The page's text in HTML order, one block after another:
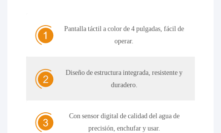
Pantalla táctil a color de 4 pulgadas, fácil de
operar.
Diseño de estructura integrada, resistente y
duradero.
Con sensor digital de calidad del agua de
precisión, enchufar y usar.